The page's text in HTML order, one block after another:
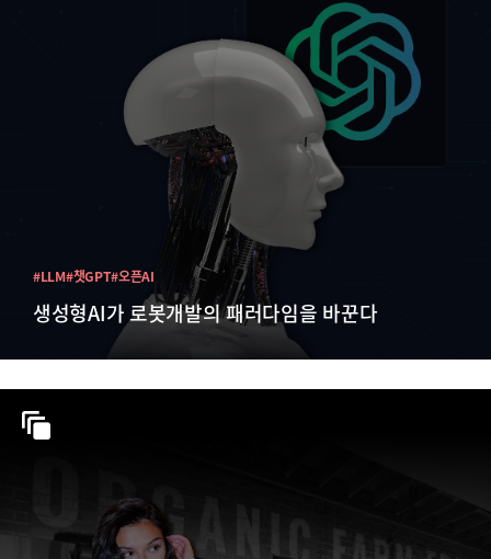
생성형AI가 로봇개발의 패러다임을 바꾼다
#LLM#챗GPT#오픈AI